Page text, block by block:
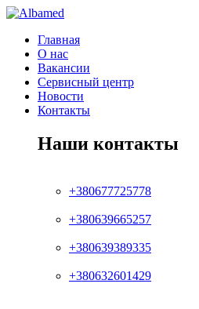
Главная
О нас
Вакансии
Сервисный центр
Новости
Контакты
Наши контакты
+380677725778
+380639665257
+380639389335
+380632601429